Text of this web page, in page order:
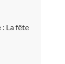
La fête